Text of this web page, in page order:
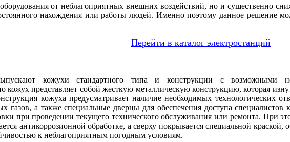
от неблагоприятных внешних воздействий, но и существенно
нахождения или работы людей. Именно поэтому данное решение
Перейти в каталог электростанций
кожухи стандартного типа и конструкции с возможными
представляет собой жесткую металлическую конструкцию, которая
кожуха предусматривает наличие необходимых технологических
газов, а также специальные дверцы для обеспечения доступа специалистов
при проведении текущего технического обслуживания или ремонта. При
антикоррозионной обработке, а сверху покрывается специальной краской,
к неблагоприятным погодным условиям.